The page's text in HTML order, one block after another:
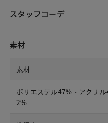
スタッフコーデ
素材
素材
ポリエステル47%・アクリ
2%